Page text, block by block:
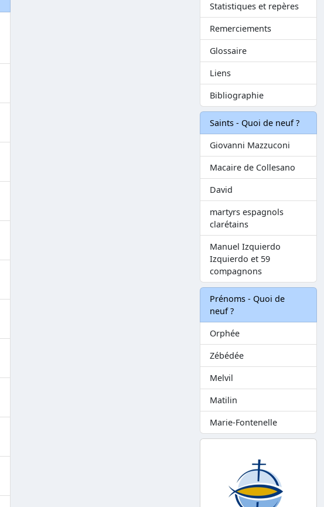
Statistiques et repères
Remerciements
Glossaire
Liens
Bibliographie
Saints - Quoi de neuf ?
Giovanni Mazzuconi
Macaire de Collesano
David
martyrs espagnols
clarétains
Manuel Izquierdo
Izquierdo et 59
compagnons
Prénoms - Quoi de
neuf ?
Orphée
Zébédée
Melvil
Matilin
Marie-Fontenelle